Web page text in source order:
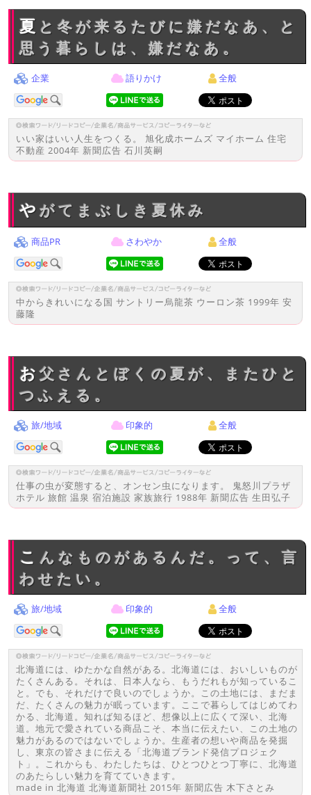
夏と冬が来るたびに嫌だなあ、と
思う暮らしは、嫌だなあ。
企業 語りかけ 全般
いい家はいい人生をつくる。 旭化成ホームズ マイホーム 住宅
不動産 2004年 新聞広告 石川英嗣
やがてまぶしき夏休み
商品PR さわやか 全般
中からきれいになる国 サントリー烏龍茶 ウーロン茶 1999年 安
藤隆
お父さんとぼくの夏が、またひと
つふえる。
旅/地域 印象的 全般
仕事の虫が変態すると、オンセン虫になります。 鬼怒川プラザ
ホテル 旅館 温泉 宿泊施設 家族旅行 1988年 新聞広告 生田弘子
こんなものがあるんだ。って、言
わせたい。
旅/地域 印象的 全般
北海道には、ゆたかな自然がある。北海道には、おいしいものが
たくさんある。それは、日本人なら、もうだれもが知っているこ
と。でも、それだけで良いのでしょうか。この土地には、まだま
だ、たくさんの魅力が眠っています。ここで暮らしてはじめてわ
かる、北海道。知れば知るほど、想像以上に広くて深い、北海
道。地元で愛されている商品こそ、本当に伝えたい、この土地の
魅力があるのではないでしょうか。生産者の想いや商品を発掘
し、東京の皆さまに伝える「北海道ブランド発信プロジェク
ト」。これからも、わたしたちは、ひとつひとつ丁寧に、北海道
のあたらしい魅力を育てていきます。
made in 北海道 北海道新聞社 2015年 新聞広告 木下さとみ